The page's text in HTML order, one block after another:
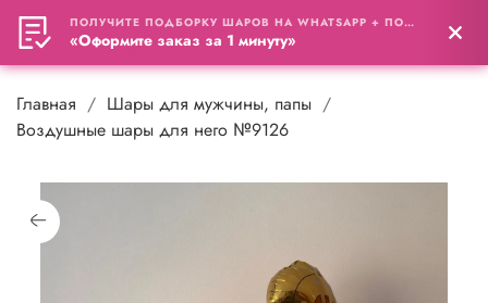
0
Главная
Шары для мужчины, папы
Воздушные шары для него №9126
ПОЛУЧИТЕ ПОДБОРКУ ШАРОВ НА WHATSAPP + ПОДАРОК
«Оформите заказ за 1 минуту»